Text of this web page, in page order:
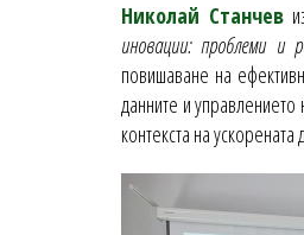
Николай Станчев
иновации: проблеми и
повишаване на
данните и управлението
контекста на